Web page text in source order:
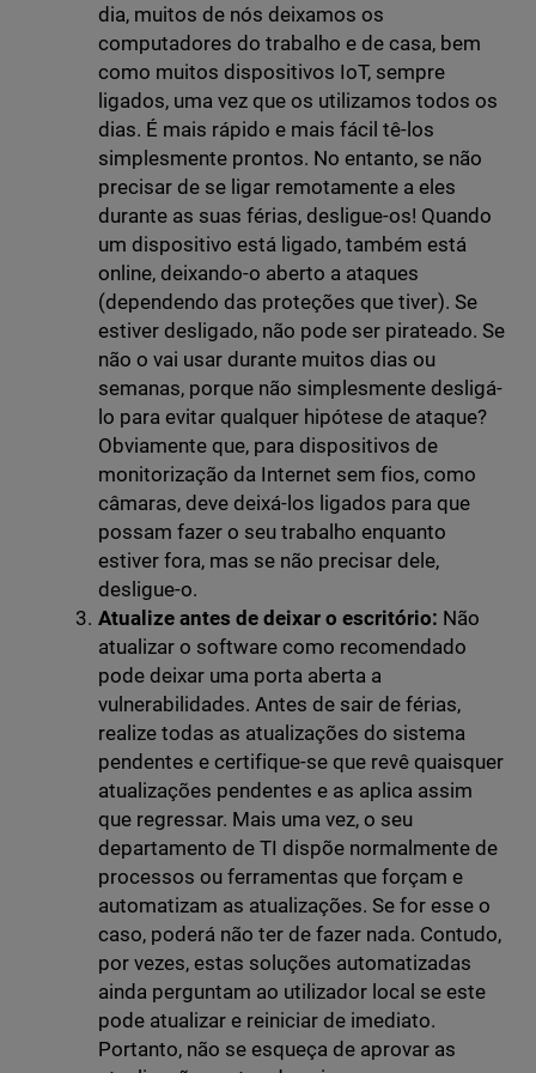
dia, muitos de nós deixamos os
computadores do trabalho e de casa, bem
como muitos dispositivos IoT, sempre
ligados, uma vez que os utilizamos todos os
dias. É mais rápido e mais fácil tê-los
simplesmente prontos. No entanto, se não
precisar de se ligar remotamente a eles
durante as suas férias, desligue-os! Quando
um dispositivo está ligado, também está
online, deixando-o aberto a ataques
(dependendo das proteções que tiver). Se
estiver desligado, não pode ser pirateado. Se
não o vai usar durante muitos dias ou
semanas, porque não simplesmente desligá-
lo para evitar qualquer hipótese de ataque?
Obviamente que, para dispositivos de
monitorização da Internet sem fios, como
câmaras, deve deixá-los ligados para que
possam fazer o seu trabalho enquanto
estiver fora, mas se não precisar dele,
desligue-o.
Atualize antes de deixar o escritório: Não
atualizar o software como recomendado
pode deixar uma porta aberta a
vulnerabilidades. Antes de sair de férias,
realize todas as atualizações do sistema
pendentes e certifique-se que revê quaisquer
atualizações pendentes e as aplica assim
que regressar. Mais uma vez, o seu
departamento de TI dispõe normalmente de
processos ou ferramentas que forçam e
automatizam as atualizações. Se for esse o
caso, poderá não ter de fazer nada. Contudo,
por vezes, estas soluções automatizadas
ainda perguntam ao utilizador local se este
pode atualizar e reiniciar de imediato.
Portanto, não se esqueça de aprovar as